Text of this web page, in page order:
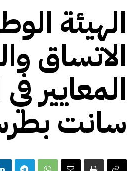
الهيئة
الاتساق
المعايير
سانت